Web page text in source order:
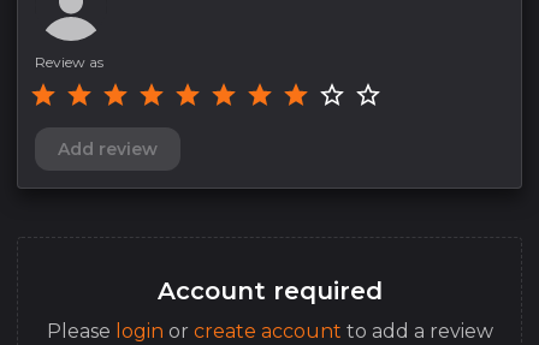
Review as
Add review
Account required
Please login or create account to add a review